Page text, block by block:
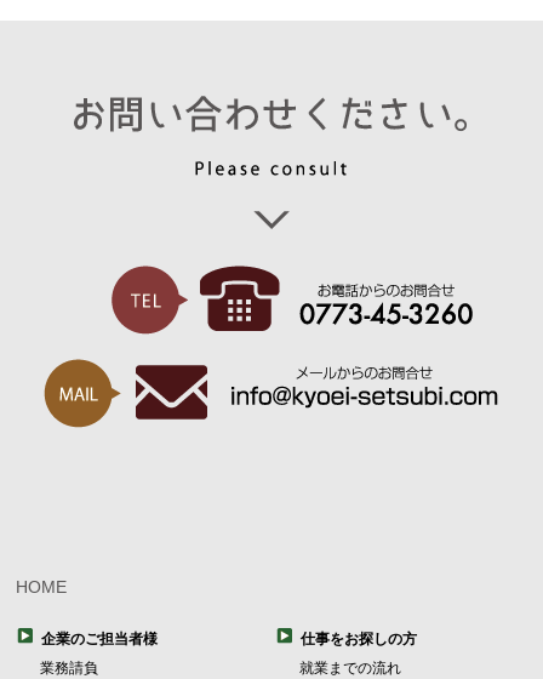
HOME
企業のご担当者様
業務請負
仕事をお探しの方
就業までの流れ